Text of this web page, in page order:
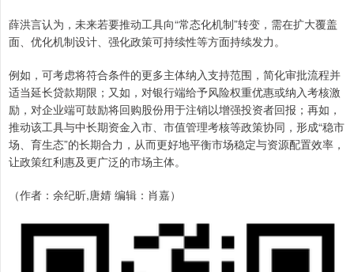
薛洪言认为，未来若要推动工具向“常态化机制”转变，需在扩大覆盖
面、优化机制设计、强化政策可持续性等方面持续发力。
例如，可考虑将符合条件的更多主体纳入支持范围，简化审批流程并
适当延长贷款期限；又如，对银行端给予风险权重优惠或纳入考核激
励，对企业端可鼓励将回购股份用于注销以增强投资者回报；再如，
推动该工具与中长期资金入市、市值管理考核等政策协同，形成“稳市
场、育生态”的长期合力，从而更好地平衡市场稳定与资源配置效率，
让政策红利惠及更广泛的市场主体。
（作者：余纪昕,唐婧 编辑：肖嘉）